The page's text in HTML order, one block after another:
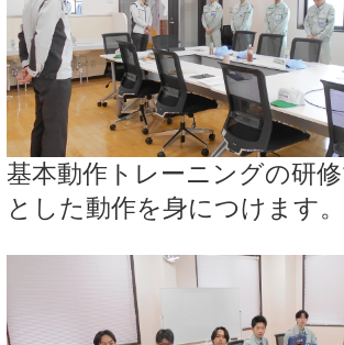
基本動作トレーニングの研
とした動作を身につけます。